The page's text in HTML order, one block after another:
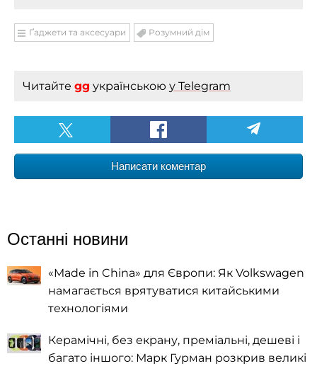
Ґаджети та аксесуари Розумний дім
Читайте gg українською у Telegram
Написати коментар
Останні новини
«Made in China» для Європи: Як Volkswagen
намагається врятуватися китайськими
технологіями
Керамічні, без екрану, преміальні, дешеві і
багато іншого: Марк Гурман розкрив великі